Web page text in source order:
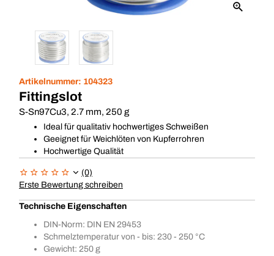
Artikelnummer: 104323
Fittingslot
S-Sn97Cu3, 2.7 mm, 250 g
Ideal für qualitativ hochwertiges Schweißen
Geeignet für Weichlöten von Kupferrohren
Hochwertige Qualität
(0)
Erste Bewertung schreiben
Technische Eigenschaften
DIN-Norm: DIN EN 29453
Schmelztemperatur von - bis: 230 - 250 °C
Gewicht: 250 g